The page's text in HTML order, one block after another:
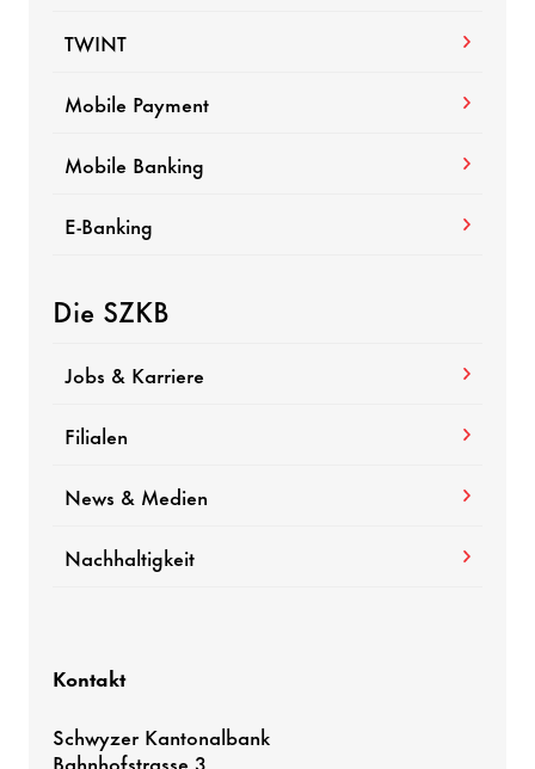
TWINT
Mobile Payment
Mobile Banking
E-Banking
Die SZKB
Jobs & Karriere
Filialen
News & Medien
Nachhaltigkeit
Kontakt
Schwyzer Kantonalbank
Bahnhofstrasse 3